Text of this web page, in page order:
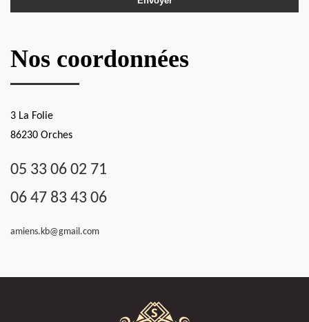
Nos coordonnées
3 La Folie
86230 Orches
05 33 06 02 71
06 47 83 43 06
amiens.kb@gmail.com